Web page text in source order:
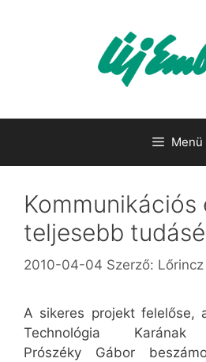
Menü
Kommunikációs
teljesebb
2010-04-04 Szerző:
A sikeres projekt felelőse,
Technológia Karának
Prószéky Gábor